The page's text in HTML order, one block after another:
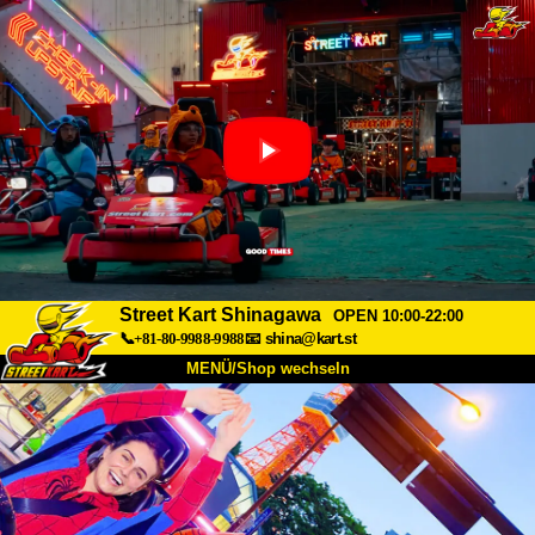
Street Kart Shinagawa
OPEN 10:00-22:00
📞+81-80-9988-9988📧 shina@kart.st
MENÜ/Shop wechseln
START
Über uns Spezifikationen Preise
Anfahrt Bewertungen FAQ